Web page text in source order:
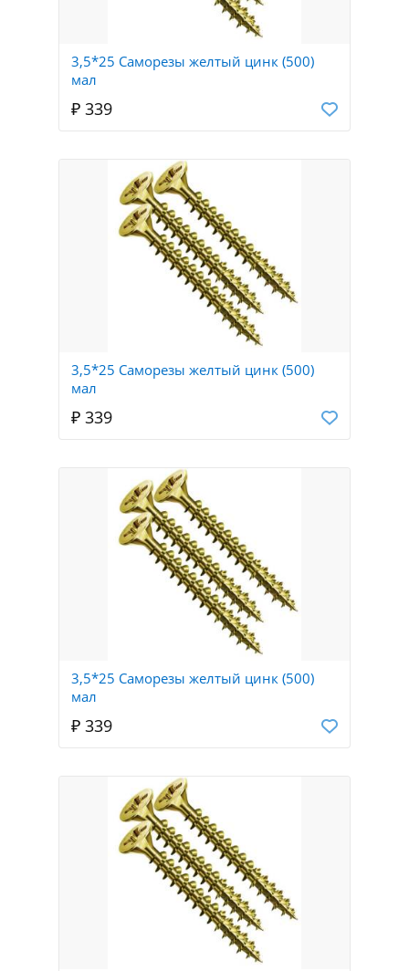
3,5*25 Саморезы желтый цинк (500)
мал
₽ 339
3,5*25 Саморезы желтый цинк (500)
мал
₽ 339
3,5*25 Саморезы желтый цинк (500)
мал
₽ 339